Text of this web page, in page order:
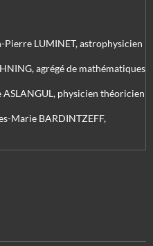
Pierre LUMINET, astrophysicien
agrégé de mathématiques
ASLANGUL, physicien théoricien
Marie BARDINTZEFF,